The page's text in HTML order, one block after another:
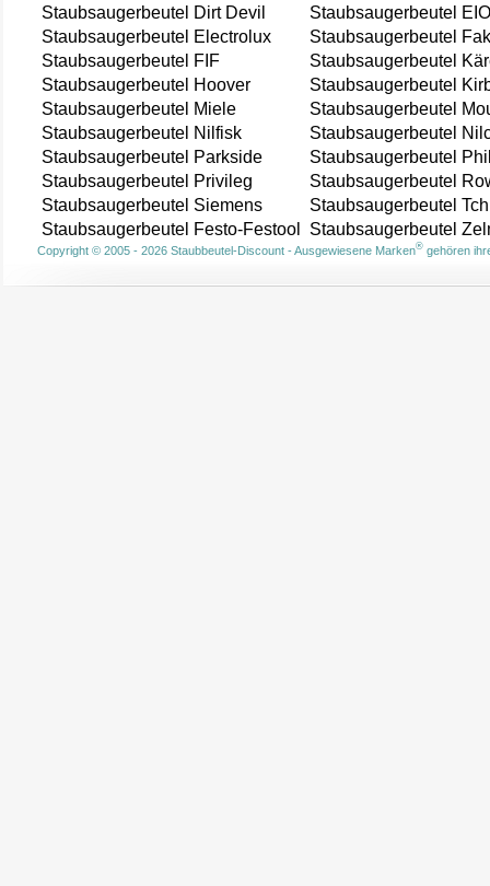
Staubsaugerbeutel Dirt Devil
Staubsaugerbeutel
Staubsaugerbeutel Electrolux
Staubsaugerbeutel
Staubsaugerbeutel FIF
Staubsaugerbeutel
Staubsaugerbeutel Hoover
Staubsaugerbeutel
Staubsaugerbeutel Miele
Staubsaugerbeutel
Staubsaugerbeutel Nilfisk
Staubsaugerbeutel
Staubsaugerbeutel Parkside
Staubsaugerbeutel
Staubsaugerbeutel Privileg
Staubsaugerbeutel
Staubsaugerbeutel Siemens
Staubsaugerbeutel
Staubsaugerbeutel Festo-Festool
Staubsaugerbeutel
Copyright © 2005 - 2026 Staubbeutel-Discount - Ausgewiesene Marken®gehören